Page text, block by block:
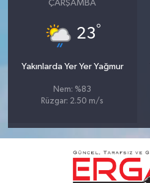
ÇARŞAMBA
23°
Yakınlarda Yer Yer Yağmur
Nem: %83
Rüzgar: 2.50 m/s